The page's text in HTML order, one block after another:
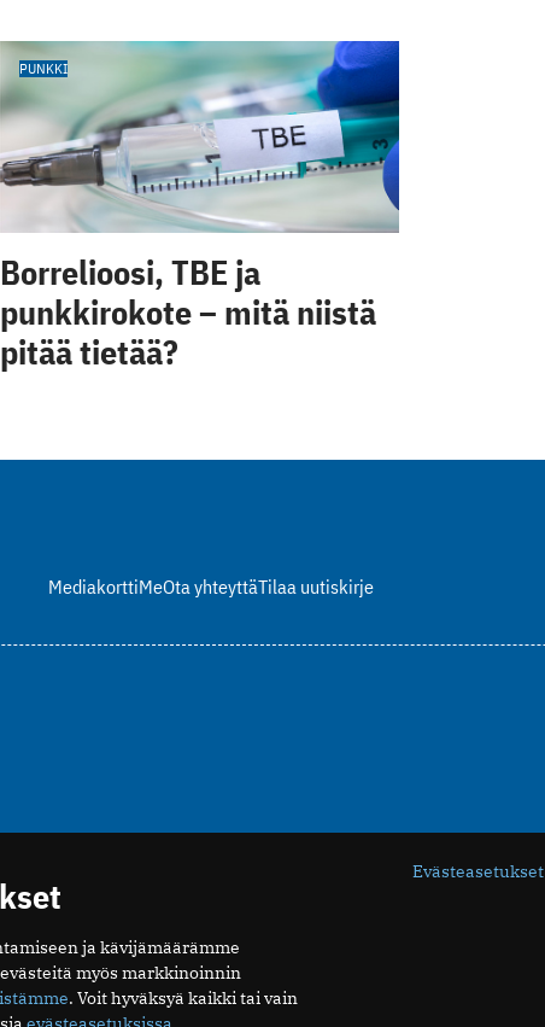
PUNKKI
Borrelioosi, TBE ja
punkkirokote – mitä niistä
pitää tietää?
MediakorttiMeOta yhteyttäTilaa uutiskirje
ja kävijämäärämme
myös markkinoinnin
. Voit hyväksyä kaikki tai vain
Evästeasetukset